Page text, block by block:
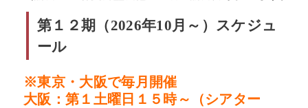
第１２期（2026年10月～）スケジュ
ール
※東京・大阪で毎月開催
大阪：第１土曜日１５時～（シアター